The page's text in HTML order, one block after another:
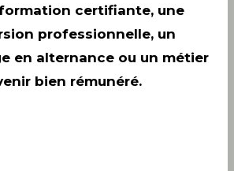
certifiante, une
professionnelle, un
en alternance ou un métier
bien rémunéré.